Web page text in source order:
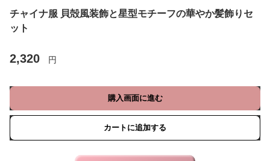
チャイナ服 貝殻風装飾と星型モチーフの華やか髪飾りセ
ット
2,320 円
購入画面に進む
カートに追加する